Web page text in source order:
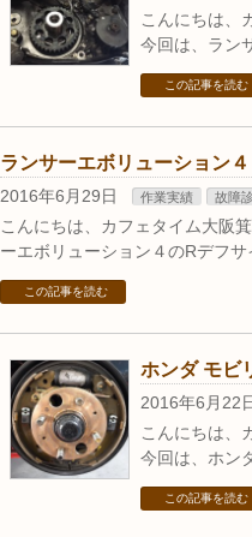
こんにちは、
今回は、ラン
この記事を読む
ランサーエボリューション
2016年6月29日 作業実績 故障
こんにちは、カフェタイム大阪
ーエボリューション４のRデフサ
この記事を読む
2016年6月22
こんにちは、
今回は、ホン
この記事を読む